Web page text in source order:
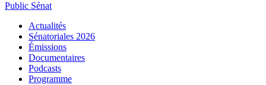
Public Sénat
Actualités
Sénatoriales 2026
Émissions
Documentaires
Podcasts
Programme